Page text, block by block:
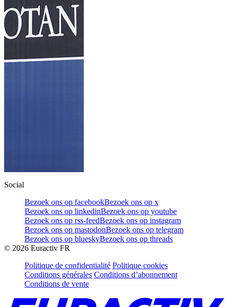
Social
Bezoek ons op facebookBezoek ons op x
Bezoek ons op linkedinBezoek ons op youtube
Bezoek ons op rss-feedBezoek ons op instagram
Bezoek ons op mastodonBezoek ons op telegram
Bezoek ons op blueskyBezoek ons op threads
© 2026 Euractiv FR
Politique de confidentialité Politique cookies
Conditions générales Conditions d’abonnement
Conditions de vente